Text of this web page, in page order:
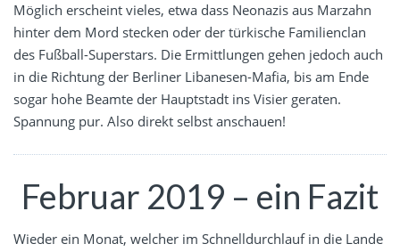
Möglich erscheint vieles, etwa dass Neonazis aus Marzahn
hinter dem Mord stecken oder der türkische Familienclan
des Fußball-Superstars. Die Ermittlungen gehen jedoch auch
in die Richtung der Berliner Libanesen-Mafia, bis am Ende
sogar hohe Beamte der Hauptstadt ins Visier geraten.
Spannung pur. Also direkt selbst anschauen!
Februar 2019 – ein Fazit
Wieder ein Monat, welcher im Schnelldurchlauf in die Lande